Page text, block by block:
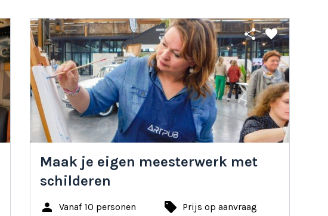
share favorite
Maak je eigen meesterwerk met
schilderen
person
Vanaf 10 personen local_offer Prijs op aanvraag